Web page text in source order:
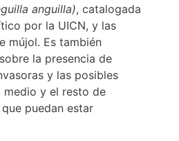
anguilla), catalogada
por la UICN, y las
mújol. Es también
la presencia de
y las posibles
medio y el resto de
puedan estar